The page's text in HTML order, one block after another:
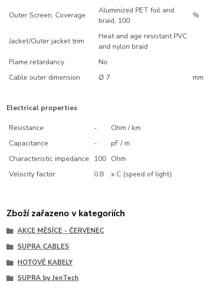
Outer Screen, Coverage
Aluminized PET foil and
braid, 100
%
Jacket/Outer jacket trim
Heat and age resistant PVC
and nylon braid
Flame retardancy
No
Cable outer dimension
Ø 7 mm
Electrical properties
Resistance -
Ohm / km
Capacitance
-
pF / m
Characteristic impedance
100 Ohm
Velocity factor
0.8 x C (speed of light)
Zboží zařazeno v kategoriích
AKCE MĚSÍCE - ČERVENEC
SUPRA CABLES
HOTOVÉ KABELY
SUPRA by JenTech